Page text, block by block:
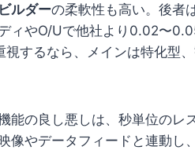
ルダーの柔軟性も高い。後者
ィやO/Uで他社より0.02〜
視するなら、メインは特化型
能の良し悪しは、秒単位のレ
像やデータフィードと連動し、